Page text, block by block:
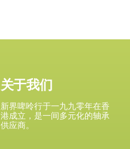
关于我们
新界啤呤行于一九九零年在香
港成立，是一间多元化的轴承
供应商。